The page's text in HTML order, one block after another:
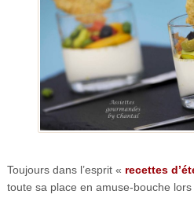
Toujours dans l’esprit « recettes
toute sa place en amuse-bouche